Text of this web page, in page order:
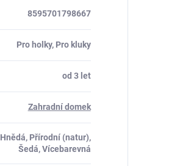
8595701798667
Pro holky, Pro kluky
od 3 let
Zahradní domek
Hnědá, Přírodní (natur),
Šedá, Vícebarevná